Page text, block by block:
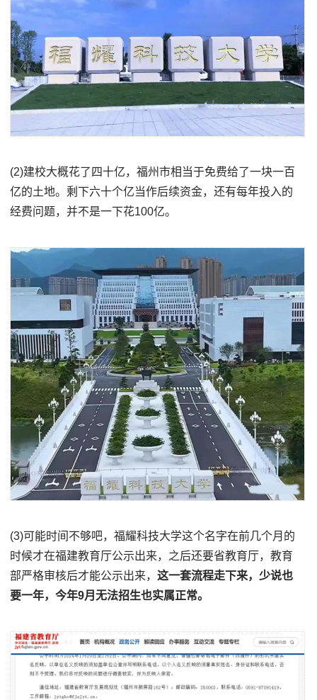
(2)建校大概花了四十亿，福州市相当于免费给了一块一百
亿的土地。剩下六十个亿当作后续资金，还有每年投入的
经费问题，并不是一下花100亿。
(3)可能时间不够吧，福耀科技大学这个名字在前几个月的
时候才在福建教育厅公示出来，之后还要省教育厅，教育
部严格审核后才能公示出来，这一套流程走下来，少说也
要一年，今年9月无法招生也实属正常。